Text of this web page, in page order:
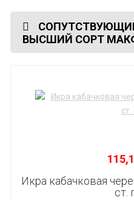
ВЫСШИЙ СОРТ
Икра кабачковая
ст.